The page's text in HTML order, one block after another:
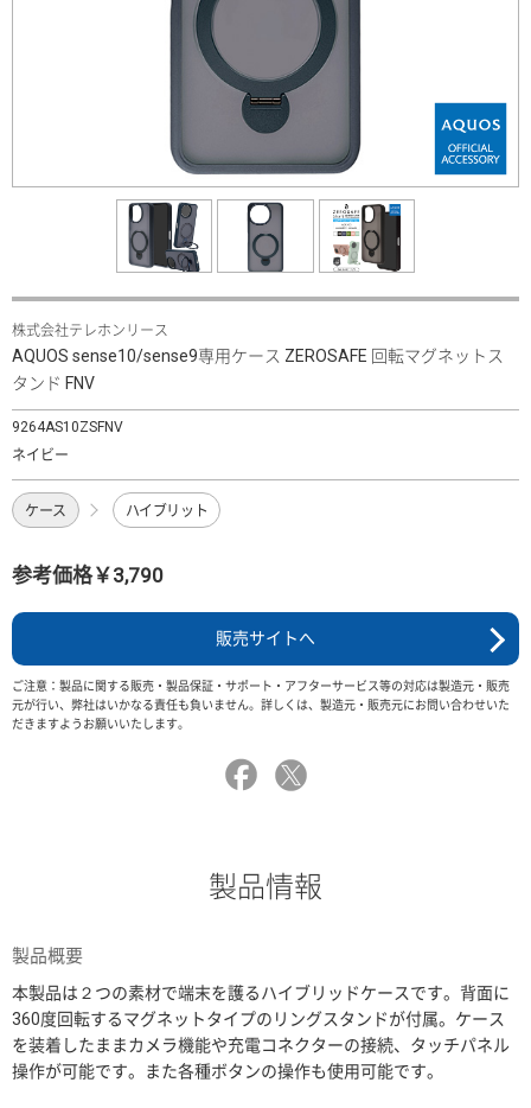
株式会社テレホンリース
AQUOS sense10/sense9専用ケース ZEROSAFE 回転マグネットス
タンド FNV
9264AS10ZSFNV
ネイビー
ケース ハイブリット
参考価格￥3,790
販売サイトへ
ご注意：製品に関する販売・製品保証・サポート・アフターサービス等の対応は製造元・販売
元が行い、弊社はいかなる責任も負いません。詳しくは、製造元・販売元にお問い合わせいた
だきますようお願いいたします。
製品情報
製品概要
本製品は２つの素材で端末を護るハイブリッドケースです。背面に
360度回転するマグネットタイプのリングスタンドが付属。ケース
を装着したままカメラ機能や充電コネクターの接続、タッチパネル
操作が可能です。また各種ボタンの操作も使用可能です。